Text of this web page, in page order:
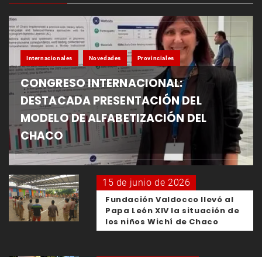
Internacionales Novedades Provinciales
CONGRESO INTERNACIONAL:
DESTACADA PRESENTACIÓN DEL
MODELO DE ALFABETIZACIÓN DEL
CHACO
15 de junio de 2026
Fundación Valdocco llevó al
Papa León XIV la situación de
los niños Wichí de Chaco